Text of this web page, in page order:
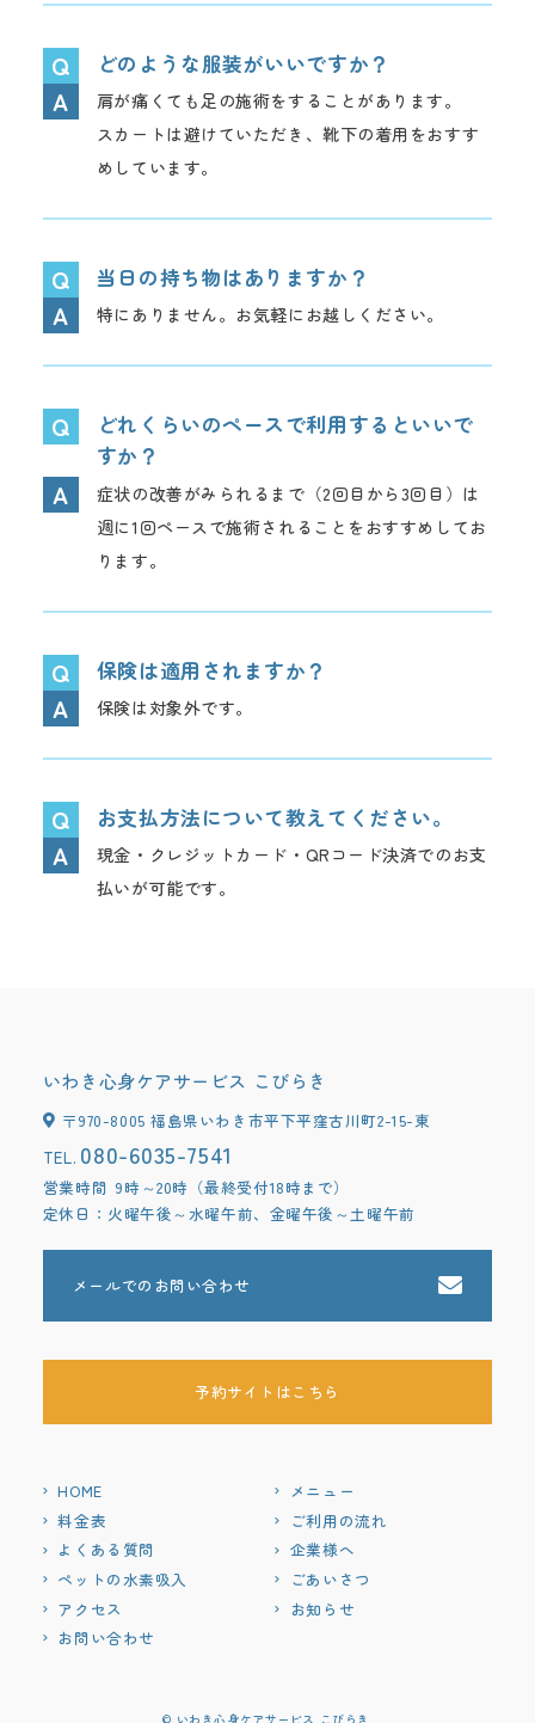
どのような服装がいいですか？
肩が痛くても足の施術をすることがあります。
スカートは避けていただき、靴下の着用をおすす
めしています。
当日の持ち物はありますか？
特にありません。お気軽にお越しください。
どれくらいのペースで利用するといいで
すか？
症状の改善がみられるまで（2回目から3回目）は
週に1回ペースで施術されることをおすすめしてお
ります。
保険は適用されますか？
保険は対象外です。
お支払方法について教えてください。
現金・クレジットカード・QRコード決済でのお支
払いが可能です。
いわき心身ケアサービス こびらき
〒970-8005 福島県いわき市平下平窪古川町2-15-東
TEL. 080-6035-7541
営業時間 9時～20時（最終受付18時まで）
定休日：火曜午後～水曜午前、金曜午後～土曜午前
メールでのお問い合わせ
予約サイトはこちら
HOME
メニュー
料金表
ご利用の流れ
よくある質問
企業様へ
ペットの水素吸入
ごあいさつ
アクセス
お知らせ
お問い合わせ
© いわき心身ケアサービス こびらき.